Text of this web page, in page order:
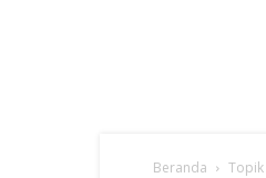
Beranda Topik